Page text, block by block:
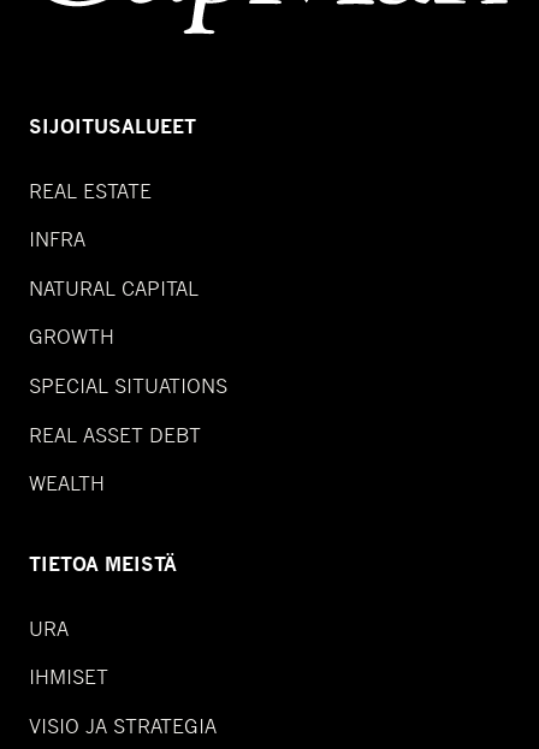
SIJOITUSALUEET
REAL ESTATE
INFRA
NATURAL CAPITAL
GROWTH
SPECIAL SITUATIONS
REAL ASSET DEBT
WEALTH
TIETOA MEISTÄ
URA
IHMISET
VISIO JA STRATEGIA